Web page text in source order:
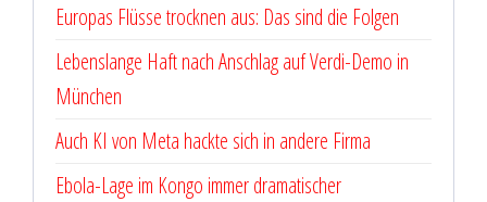
Europas Flüsse trocknen aus: Das sind die Folgen
Lebenslange Haft nach Anschlag auf Verdi-Demo in
München
Auch KI von Meta hackte sich in andere Firma
Ebola-Lage im Kongo immer dramatischer